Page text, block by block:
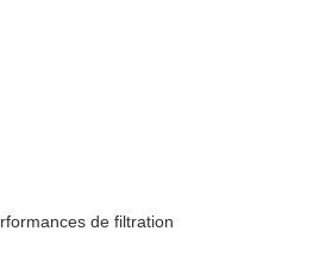
de filtration